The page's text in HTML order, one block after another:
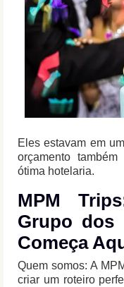
Eles estavam em
orçamento
ótima hotelaria.
MPM
Grupo dos
Começa
Quem somos: A
criar um roteiro